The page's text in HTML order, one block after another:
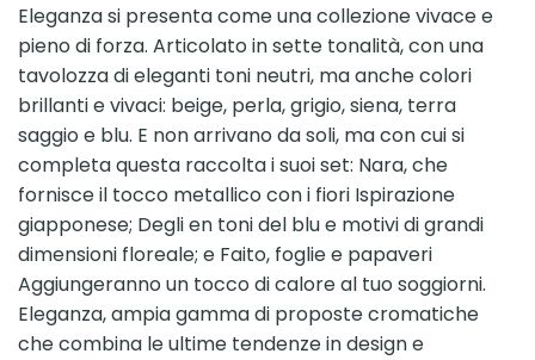
Eleganza si presenta come una collezione vivace e
pieno di forza. Articolato in sette tonalità, con una
tavolozza di eleganti toni neutri, ma anche colori
brillanti e vivaci: beige, perla, grigio, siena, terra
saggio e blu. E non arrivano da soli, ma con cui si
completa questa raccolta i suoi set: Nara, che
fornisce il tocco metallico con i fiori Ispirazione
giapponese; Degli en toni del blu e motivi di grandi
dimensioni floreale; e Faito, foglie e papaveri
Aggiungeranno un tocco di calore al tuo soggiorni.
Eleganza, ampia gamma di proposte cromatiche
che combina le ultime tendenze in design e